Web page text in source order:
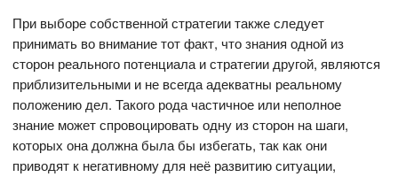
При выборе собственной стратегии также следует
принимать во внимание тот факт, что знания одной из
сторон реального потенциала и стратегии другой, являются
приблизительными и не всегда адекватны реальному
положению дел. Такого рода частичное или неполное
знание может спровоцировать одну из сторон на шаги,
которых она должна была бы избегать, так как они
приводят к негативному для неё развитию ситуации,